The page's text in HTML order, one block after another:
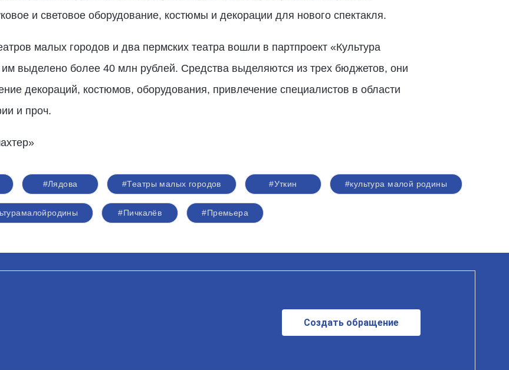
и световое оборудование, костюмы и декорации для нового спектакля.
малых городов и два пермских театра вошли в партпроект «Культура
выделено более 40 млн рублей. Средства выделяются из трех бюджетов, они
декораций, костюмов, оборудования, привлечение специалистов в области
и проч.
#Лядова #Театры малых городов #Уткин #культура малой родины
#Пичкалёв #Премьера
Создать обращение